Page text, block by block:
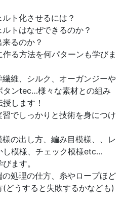
ト化させるには？
トはなぜできるのか？
るのか？
る方法を何パターンも学びま
維、シルク、オーガンジーや
タンtec…様々な素材との組み
します！
でしっかりと技術を身につけ
の出し方、編み目模様、、レ
し模様、チェック模様etc…
ます。
処理の仕方、糸やロープほど
どうすると失敗するかなども)